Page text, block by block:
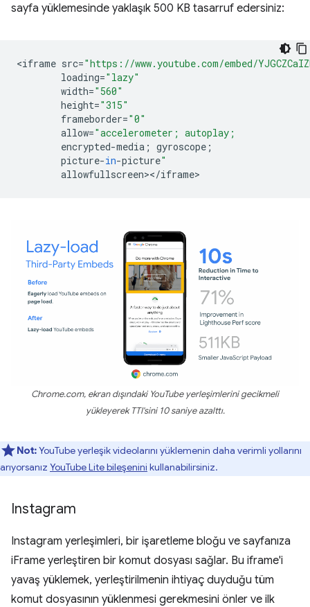
sayfa yüklemesinde yaklaşık 500 KB tasarruf edersiniz:
<iframe src="https://www.youtube.com/embed/
loading="lazy"
width="560"
height="315"
frameborder="0"
allow="accelerometer; autoplay;
encrypted-media ; gyroscope ;
picture-in-picture"
allowfullscreen></iframe
Chrome.com, ekran dışındaki YouTube yerleşimlerini gecikmeli
yükleyerek TTI'sini 10 saniye azalttı.
Not:YouTube yerleşik videolarını yüklemenin daha verimli yollarını
arıyorsanız YouTube Lite bileşenini kullanabilirsiniz.
Instagram
Instagram yerleşimleri, bir işaretleme bloğu ve sayfanıza
iFrame yerleştiren bir komut dosyası sağlar. Bu iframe'i
yavaş yüklemek, yerleştirilmenin ihtiyaç duyduğu tüm
komut dosyasının yüklenmesi gerekmesini önler ve ilk